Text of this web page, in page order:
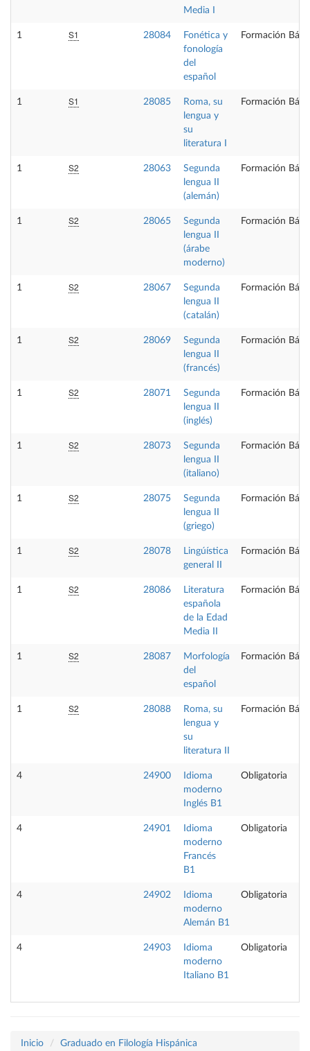
Media I
1 S1 28084
Fonética y
fonología
del
español
Formación
1 S1 28085
Roma, su
lengua y
su
literatura I
Formación
1 S2 28063
Segunda
lengua II
(alemán)
Formación
1 S2 28065
Segunda
lengua II
(árabe
moderno)
Formación
1 S2 28067
Segunda
lengua II
(catalán)
Formación
1 S2 28069
Segunda
lengua II
(francés)
Formación
1 S2 28071
Segunda
lengua II
(inglés)
Formación
1 S2 28073
Segunda
lengua II
(italiano)
Formación
1 S2 28075
Segunda
lengua II
(griego)
Formación
1 S2 28078
Lingúística
general II
Formación
1 S2 28086
Literatura
española
de la Edad
Media II
Formación
1 S2 28087
Morfología
del
español
Formación
1 S2 28088
Roma, su
lengua y
su
literatura II
Formación
4 24900
Idioma
moderno
Inglés B1
Obligatoria
4 24901
Idioma
moderno
Francés
B1
Obligatoria
4 24902
Idioma
moderno
Alemán B1
Obligatoria
4 24903
Idioma
moderno
Italiano B1
Obligatoria
Inicio
Graduado en Filología Hispánica